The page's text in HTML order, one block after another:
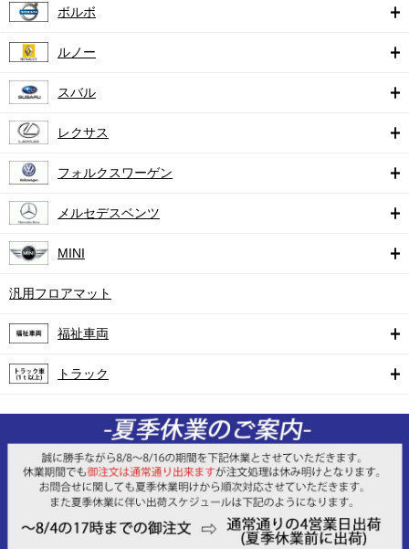
ボルボ
ルノー
スバル
レクサス
フォルクスワーゲン
メルセデスベンツ
MINI
汎用フロアマット
福祉車両
トラック